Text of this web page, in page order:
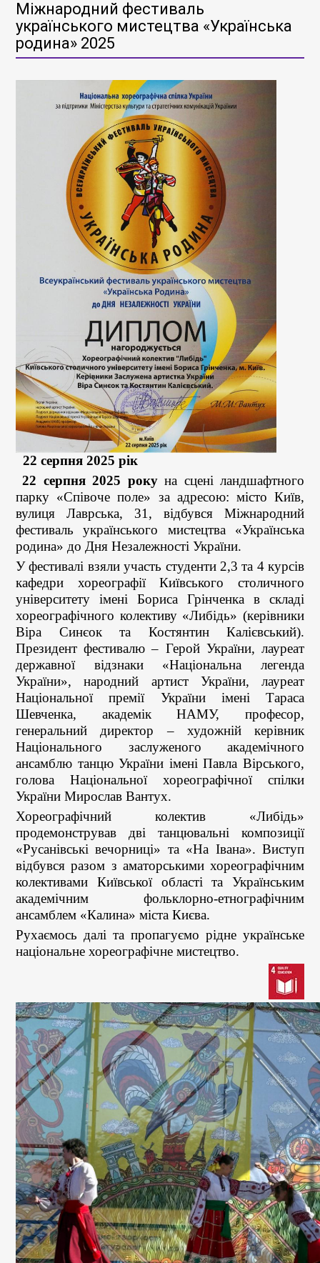
Міжнародний фестиваль
українського мистецтва «Українська
родина» 2025
22 серпня 2025 рік
22 серпня 2025 рокуна сцені ландшафтного
парку «Співоче поле» за адресою: місто Київ,
вулиця Лаврська, 31, відбувся Міжнародний
фестиваль українського мистецтва «Українська
родина» до Дня Незалежності України.
У фестивалі взяли участь студенти 2,3 та 4 курсів
кафедри хореографії Київського столичного
університету імені Бориса Грінченка в складі
хореографічного колективу «Либідь» (керівники
Віра Синєок та Костянтин Калієвський).
Президент фестивалю – Герой України, лауреат
державної відзнаки «Національна легенда
України», народний артист України, лауреат
Національної премії України імені Тараса
Шевченка, академік НАМУ, професор,
генеральний директор – художній керівник
Національного заслуженого академічного
ансамблю танцю України імені Павла Вірського,
голова Національної хореографічної спілки
України Мирослав Вантух.
Хореографічний колектив «Либідь»
продемонстрував дві танцювальні композиції
«Русанівські вечорниці» та «На Івана». Виступ
відбувся разом з аматорськими хореографічним
колективами Київської області та Українським
академічним фольклорно-етнографічним
ансамблем «Калина» міста Києва.
Рухаємось далі та пропагуємо рідне українське
національне хореографічне мистецтво.